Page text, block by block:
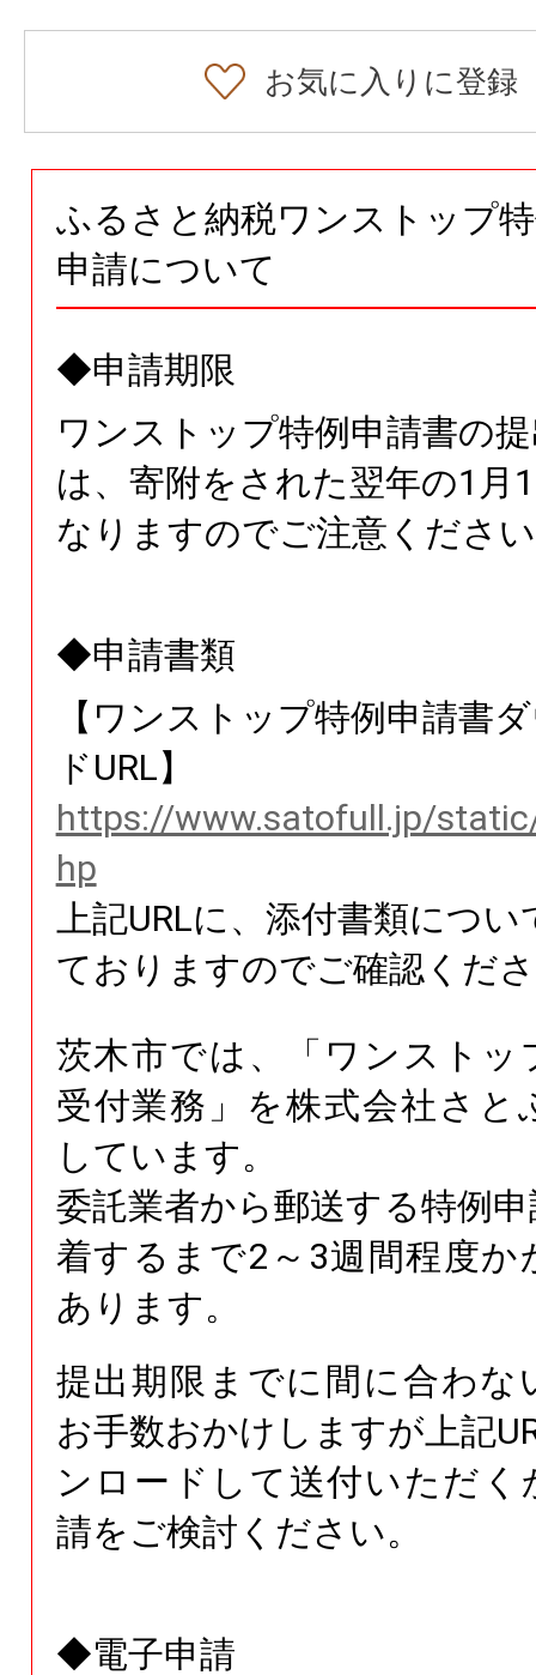
お気に入りに登録
ふるさと納税ワンストップ
申請について
◆申請期限
ワンストップ特例申請書の
は、寄附をされた翌年の1月
なりますのでご注意くださ
◆申請書類
【ワンストップ特例申請書
ドURL】
https://www.satofull.jp/
hp
上記URLに、添付書類につい
ておりますのでご確認くだ
茨木市では、「ワンストッ
受付業務」を株式会社さと
しています。
委託業者から郵送する特例
着するまで2～3週間程度か
あります。
提出期限までに間に合わな
お手数おかけしますが上記
ンロードして送付いただく
請をご検討 ください。
◆電子申請